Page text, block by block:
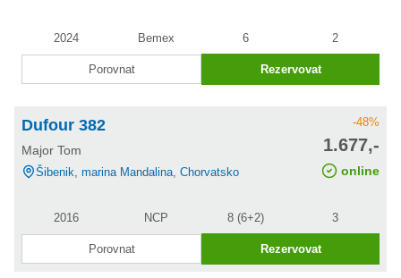
2024 Bemex 6 2
Porovnat Rezervovat
Dufour 382
Major Tom
Šibenik, marina Mandalina, Chorvatsko
2016 NCP 8 (6+2) 3
cena po
slevě
-48%
1.677,-
online
Porovnat Rezervovat